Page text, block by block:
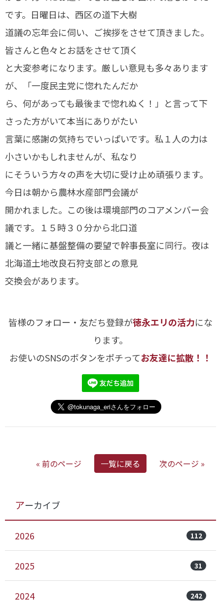
です。日曜日は、西区の道下大樹
道議の忘年会に伺い、ご挨拶をさせて頂きました。
皆さんと色々とお話をさせて頂く
と大変参考になります。厳しい意見も多々あります
が、「一度民主党に惚れたんだか
ら、何があっても最後まで惚れぬく！」と言って下
さった方がいて本当にありがたい
言葉に感謝の気持ちでいっぱいです。私１人の力は
小さいかもしれませんが、私なり
にそういう方々の声を大切に受け止め頑張ります。
今日は朝から農林水産部門会議が
開かれました。この後は環境部門のコアメンバー会
議です。１５時３０分から北口道
議と一緒に基盤整備の要望で幹事長室に同行。夜は
北海道土地改良石狩支部との意見
交換会があります。
皆様のフォロー・友だち登録が徳永エリの活力にな
ります。
お使いのSNSのボタンをポチってお友達に拡散！！
« 前のページ 一覧に戻る 次のページ »
アーカイブ
2026 112
2025 31
2024 242